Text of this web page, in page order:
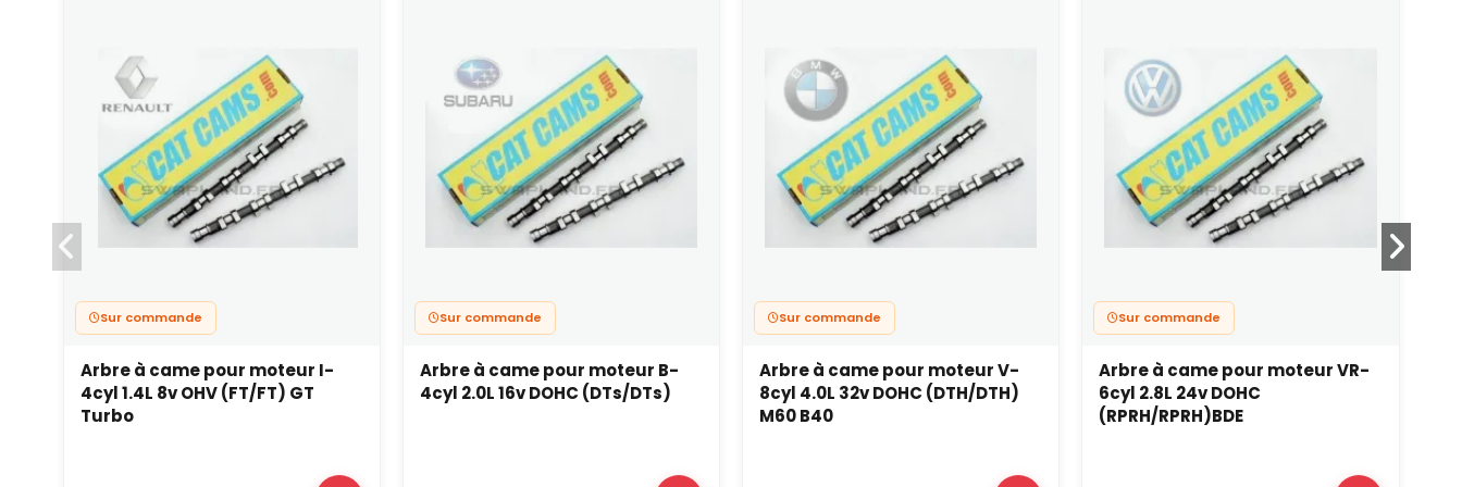
Sur commande
Arbre à came pour moteur I-
4cyl 1.4L 8v OHV (FT/FT) GT
Turbo
Sur commande
Arbre à came pour moteur B-
4cyl 2.0L 16v DOHC (DTs/DTs)
Sur commande
Arbre à came pour moteur V-
8cyl 4.0L 32v DOHC (DTH/DTH)
M60 B40
Sur commande
Arbre à came pour moteur VR-
6cyl 2.8L 24v DOHC
(RPRH/RPRH)BDE